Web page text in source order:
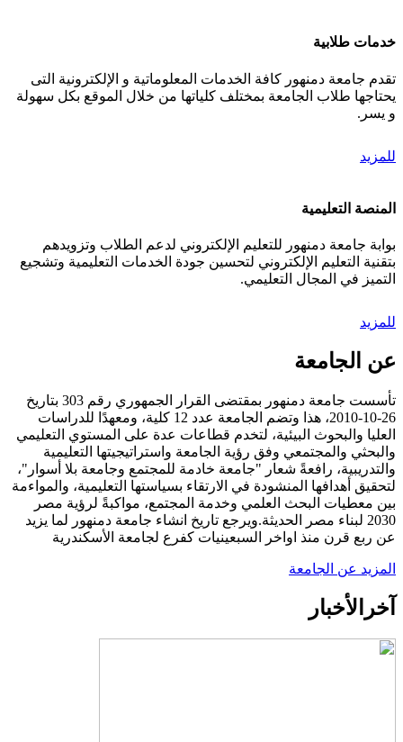
خدمات طلابية
تقدم جامعة دمنهور كافة الخدمات المعلوماتية و الإلكترونية التى
يحتاجها طلاب الجامعة بمختلف كلياتها من خلال الموقع بكل سهولة
و يسر.
للمزيد
المنصة التعليمية
بوابة جامعة دمنهور للتعليم الإلكتروني لدعم الطلاب وتزويدهم
بتقنية التعليم الإلكتروني لتحسين جودة الخدمات التعليمية وتشجيع
التميز في المجال التعليمي.
للمزيد
عن الجامعة
تأسست جامعة دمنهور بمقتضى القرار الجمهوري رقم 303 بتاريخ
26-10-2010، هذا وتضم الجامعة عدد 12 كلية، ومعهدًا للدراسات
العليا والبحوث البيئية، لتخدم قطاعات عدة على المستوي التعليمي
والبحثي والمجتمعي وفق رؤية الجامعة واستراتيجيتها التعليمية
والتدريبية، رافعةً شعار "جامعة خادمة للمجتمع وجامعة بلا أسوار"،
لتحقيق أهدافها المنشودة في الارتقاء بسياستها التعليمية، والمواءمة
بين معطيات البحث العلمي وخدمة المجتمع، مواكبةً لرؤية مصر
2030 لبناء مصر الحديثة.ويرجع تاريخ انشاء جامعة دمنهور لما يزيد
عن ربع قرن منذ اواخر السبعينيات كفرع لجامعة الأسكندرية
المزيد عن الجامعة
آخر الأخبار